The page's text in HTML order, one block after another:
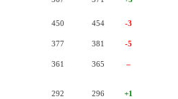
450 454 -3
377 381 -5
361 365 –
292 296 +1